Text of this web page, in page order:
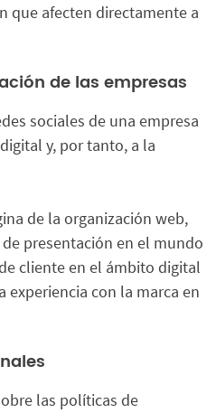
que afecten directamente a
de las empresas
sociales de una empresa
y, por tanto, a la
de la organización web,
presentación en el mundo
cliente en el ámbito digital
experiencia con la marca en
las políticas de